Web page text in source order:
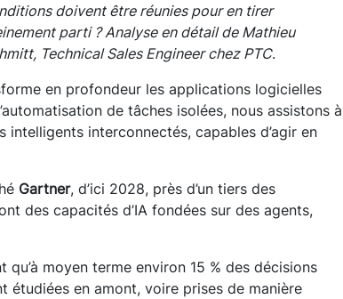
doivent être réunies pour en tirer
parti ? Analyse en détail de Mathieu
Technical Sales Engineer chez PTC.
en profondeur les applications logicielles
de tâches isolées, nous assistons à
intelligents interconnectés, capables d’agir en
Gartner, d’ici 2028, près d’un tiers des
des capacités d’IA fondées sur des agents,
qu’à moyen terme environ 15 % des décisions
étudiées en amont, voire prises de manière